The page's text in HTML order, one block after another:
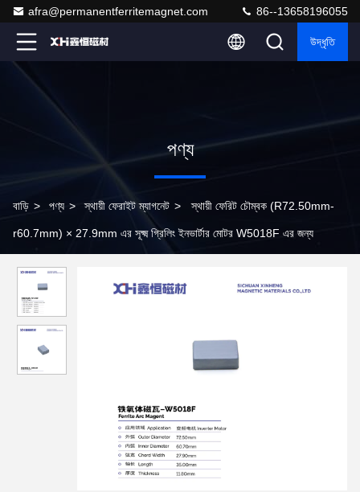
afra@permanentferritemagnet.com 86--13658196055
উদ্ধৃতি
পণ্য
বাড়ি > পণ্য > স্থায়ী ফেরাইট ম্যাগনেট > স্থায়ী ফেরিট চৌম্বক (R72.50mm-
r60.7mm) × 27.9mm এর সূক্ষ্ম গ্রিলিং ইনভার্টার মোটর W5018F এর জন্য